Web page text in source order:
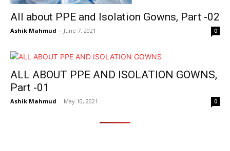
All about PPE and Isolation Gowns, Part -02
Ashik Mahmud - June 7, 2021 0
ALL ABOUT PPE AND ISOLATION GOWNS,
Part -01
Ashik Mahmud - May 10, 2021 0